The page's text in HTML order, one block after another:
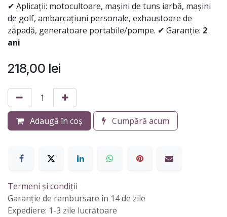
✔ Aplicații: motocultoare, mașini de tuns iarbă, mașini
de golf, ambarcațiuni personale, exhaustoare de
zăpadă, generatoare portabile/pompe. ✔ Garanție: 2
ani
218,00 lei
Adaugă în coș Cumpără acum
Termeni și condiții
Garanție de rambursare în 14 de zile
Expediere: 1-3 zile lucrătoare